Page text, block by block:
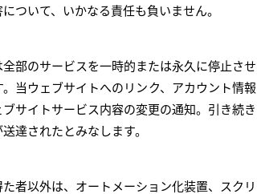
ついて、いかなる責任も負いません。
部のサービスを一時的または永久に停止させ
当ウェブサイトへのリンク、アカウント情報
サイトサービス内容の変更の通知。引き続き
達されたとみなします。
者以外は、オートメーション化装置、スクリ